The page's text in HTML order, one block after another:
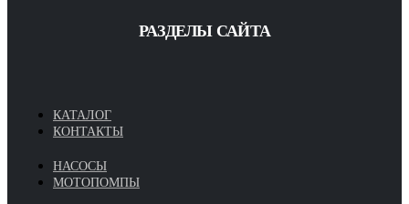
РАЗДЕЛЫ САЙТА
КАТАЛОГ
КОНТАКТЫ
НАСОСЫ
МОТОПОМПЫ